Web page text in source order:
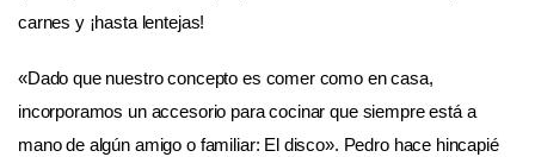
carnes y ¡hasta lentejas!
«Dado que nuestro concepto es comer como en casa,
incorporamos un accesorio para cocinar que siempre está a
mano de algún amigo o familiar: El disco». Pedro hace hincapié